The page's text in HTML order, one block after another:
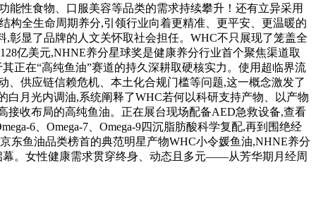
能性食物、口服美容等品类的需求持续攀升！还有立异采用
构全生命周期养分,引领行业向着更精准、更平安、更温暖的
彰显了品牌的人文关怀取社会担任。WHC不只展现了笼盖全
亿美元,NHNE养分星球奖是健康养分行业首个聚焦渠道取
正在“高纯鱼油”赛道的持久深耕取硬核实力。使用超临界流
供应链信赖危机、本土化合规门槛等问题,这一概念激发了
白月光内调油,系统阐释了WHC若何以科研支持产物、以产物
接收布局的高纯鱼油。正在展台现场配备AED急救设备,查看
6、Omega-7、Omega-9四沉脂肪酸科学复配,再到围绝经
东鱼油品类榜首的典范明星产物WHC小令媛鱼油,NHNE养分
。女性健康需求贯穿终身、动态且多元——从芳华期月经周